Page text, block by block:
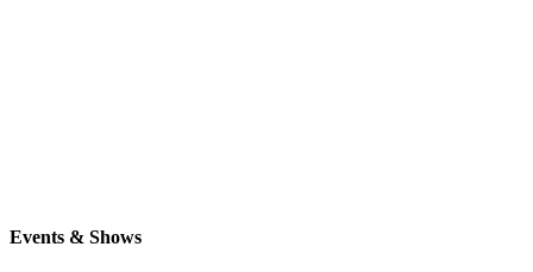
Events & Shows